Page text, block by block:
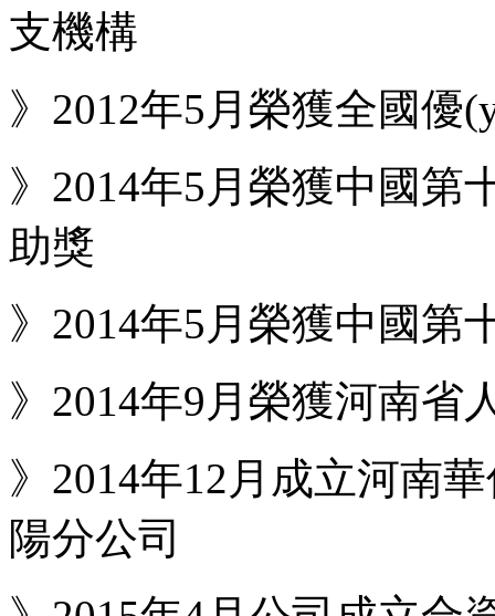
支機構
》2012年5月榮獲全國優
》2014年5月榮獲中國第
助獎
》2014年5月榮獲中國第
》2014年9月榮獲河南省
》2014年12月成立河南
陽分公司